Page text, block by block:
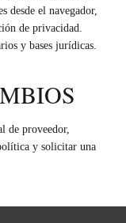
desde el navegador,
de privacidad.
y bases jurídicas.
de proveedor,
y solicitar una